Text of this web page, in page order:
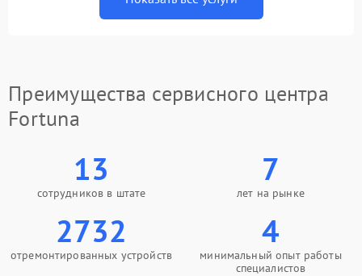
Преимущества сервисного центра
Fortuna
13
сотрудников в штате
7
лет на рынке
2732
отремонтированных устройств
4
минимальный опыт работы
специалистов